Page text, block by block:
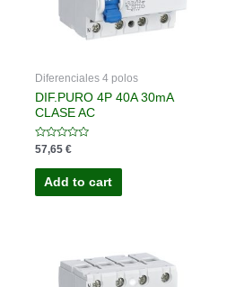
Diferenciales 4 polos
DIF.PURO 4P 40A 30mA
CLASE AC
Rated
out
57,65 €
Add to cart